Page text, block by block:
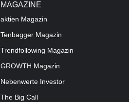
MAGAZINE
aktien Magazin
Tenbagger Magazin
Trendfollowing Magazin
GROWTH Magazin
Nebenwerte Investor
The Big Call